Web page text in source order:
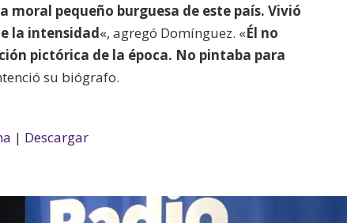
moral pequeño burguesa de este país. Vivió
la intensidad«, agregó Domínguez. «Él no
pictórica de la época. No pintaba para
su biógrafo.
| Descargar